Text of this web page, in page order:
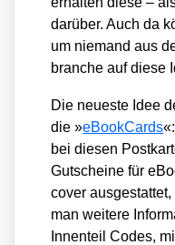
dar­über. Auch da
um nie­mand aus
bran­che auf die­se
Die neu­es­te Idee
die »eBook­Cards
bei die­sen
Gut­schei­ne für
co­ver
man wei­te­re
Innen­teil Codes,